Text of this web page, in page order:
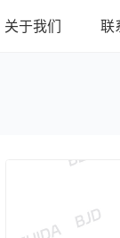
关于我们 联